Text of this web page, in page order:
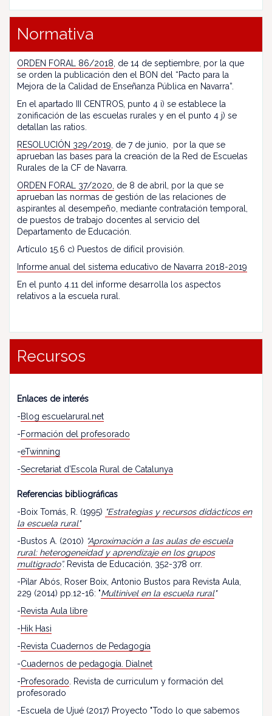
Normativa
ORDEN FORAL 86/2018 , de 14 de septiembre, por la que
se orden la publicación den el BON del “Pacto para la
Mejora de la Calidad de Enseñanza Pública en Navarra”.
En el apartado III CENTROS, punto 4 i) se establece la
zonificación de las escuelas rurales y en el punto 4 j) se
detallan las ratios.
RESOLUCIÓN 329/2019 , de 7 de junio, por la que se
aprueban las bases para la creación de la Red de Escuelas
Rurales de la CF de Navarra.
ORDEN FORAL 37/2020, de 8 de abril, por la que se
aprueban las normas de gestión de las relaciones de
aspirantes al desempeño, mediante contratación temporal,
de puestos de trabajo docentes al servicio del
Departamento de Educación.
Artículo 15.6 c) Puestos de difícil provisión.
Informe anual del sistema educativo de Navarra 2018-2019
En el punto 4.11 del informe desarrolla los aspectos
relativos a la escuela rural.
Recursos
Enlaces de interés
-Blog escuelarural.net
-Formación del profesorado
-eTwinning
-Secretariat d’Escola Rural de Catalunya
Referencias bibliográficas
-Boix Tomás, R. (1995) "Estrategias y recursos didácticos en
la escuela rural"
-Bustos A. (2010) “Aproximación a las aulas de escuela
rural: heterogeneidad y aprendizaje en los grupos
multigrado”. Revista de Educación, 352-378 orr.
-Pilar Abós, Roser Boix, Antonio Bustos para Revista Aula,
229 (2014) pp.12-16: "Multinivel en la escuela rural"
-Revista Aula libre
-Hik Hasi
-Revista Cuadernos de Pedagogía
-Cuadernos de pedagogía. Dialnet
-Profesorado . Revista de curriculum y formación del
profesorado
-Escuela de Ujué (2017) Proyecto "Todo lo que sabemos